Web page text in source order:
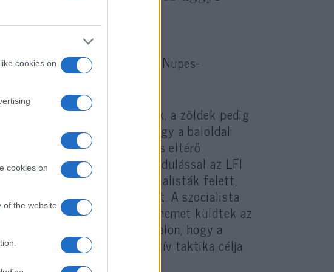
cookies on
cookies on
of the website
a pontokon vannak, ahol a Nupes-
a szocialisták européerek, a zöldek pedig
egyik nagy vitája most, hogy a baloldali
az EP-választáson, ha úgyis eltérő
is része, hogy az együtt indulással az LFI
vagyis a zöldek és a szocialisták felett,
hogy megmutassák magukat. A szocialista
viszont különösen metsző nemet küldtek az
annyira erőteljes a baloldalon, hogy a
, hogy a mélenchoni provokatív taktika célja